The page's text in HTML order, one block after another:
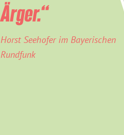
Ärger.“
Horst Seehofer im Bayerischen
Rundfunk